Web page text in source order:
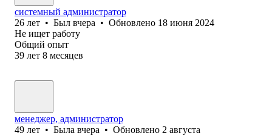
системный администратор
26 лет • Был вчера • Обновлено 18 июня 2024
Не ищет работу
Общий опыт
39 лет 8 месяцев
менеджер, администратор
49 лет • Была вчера • Обновлено 2 августа